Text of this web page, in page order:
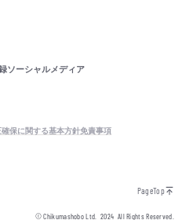
ソーシャルメディア
保に関する基本方針免責事項
PageTop
© Chikumashobo Ltd.2024 All Rights Reserved.